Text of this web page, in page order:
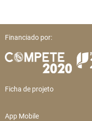
Financiado por:
Ficha de projeto
App Mobile